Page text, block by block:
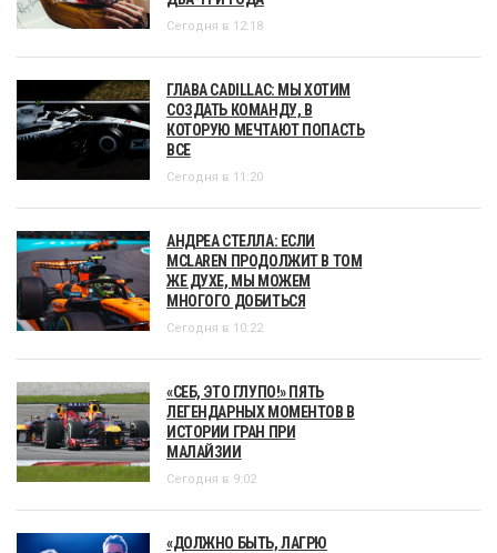
Сегодня в 12:18
ГЛАВА CADILLAC: МЫ ХОТИМ
СОЗДАТЬ КОМАНДУ, В
КОТОРУЮ МЕЧТАЮТ ПОПАСТЬ
ВСЕ
Сегодня в 11:20
АНДРЕА СТЕЛЛА: ЕСЛИ
MCLAREN ПРОДОЛЖИТ В ТОМ
ЖЕ ДУХЕ, МЫ МОЖЕМ
МНОГОГО ДОБИТЬСЯ
Сегодня в 10:22
«СЕБ, ЭТО ГЛУПО!» ПЯТЬ
ЛЕГЕНДАРНЫХ МОМЕНТОВ В
ИСТОРИИ ГРАН ПРИ
МАЛАЙЗИИ
Сегодня в 9:02
«ДОЛЖНО БЫТЬ, ЛАГРЮ